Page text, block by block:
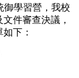
御學習營，我校
件審查決議，
下：